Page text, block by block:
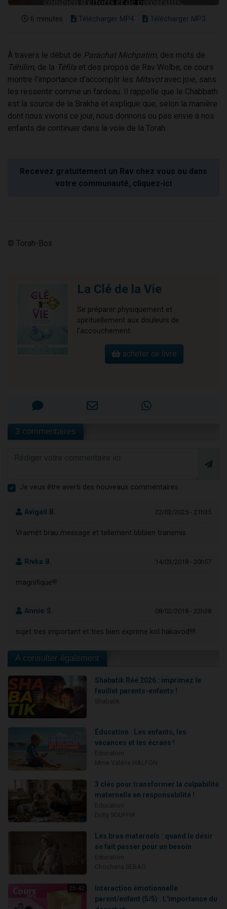
6 minutes Télécharger MP4 Télécharger MP3
À travers le début de Parachat Michpatim, des mots de
Téhilim, de la Téfila et des propos de Rav Wolbe, ce cours
montre l’importance d’accomplir les Mitsvot avec joie, sans
les ressentir comme un fardeau. Il rappelle que le Chabbath
est la source de la Brakha et explique que, selon la manière
dont nous vivons ce jour, nous donnons ou pas envie à nos
enfants de continuer dans la voie de la Torah.
Recevez gratuitement un Rav chez vous ou dans
votre communauté, cliquez-ici
© Torah-Box
La Clé de la Vie
Se préparer physiquement et
spirituellement aux douleurs de
l'accouchement.
acheter ce livre
3 commentaires
Je veux être averti des nouveaux commentaires
Avigail B. 22/02/2025 - 21h35
Vraimét brau message et tellement bbbien transmis
Rivka B. 14/03/2018 - 20h57
magnifique!!!
Annie S. 08/02/2018 - 22h38
sujet tres important et tres bien exprime kol hakavod!!!!
A consulter également
Shabatik Réé 2026 : imprimez le
feuillet parents-enfants !
Éducation : Les enfants, les
vacances et les écrans !
3 clés pour transformer la culpabilité
maternelle en responsabilité !
Les bras maternels : quand le désir
se fait passer pour un besoin
25:42
Interaction émotionnelle
parent/enfant (5/5) : L'importance du